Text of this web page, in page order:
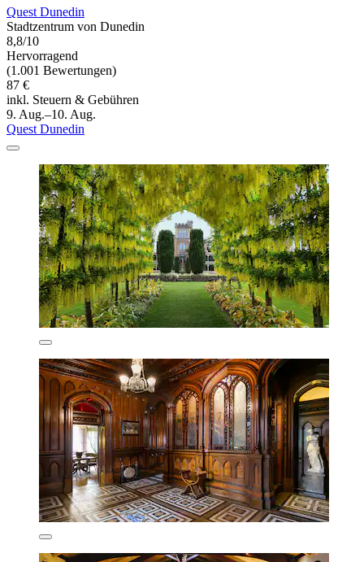
Quest Dunedin
Stadtzentrum von Dunedin
8,8/10
Hervorragend
(1.001 Bewertungen)
87 €
inkl. Steuern & Gebühren
9. Aug.–10. Aug.
Quest Dunedin